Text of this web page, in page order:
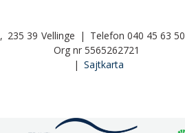
235 39 Vellinge Telefon 040 45 63 50
Org nr 5565262721
Sajtkarta